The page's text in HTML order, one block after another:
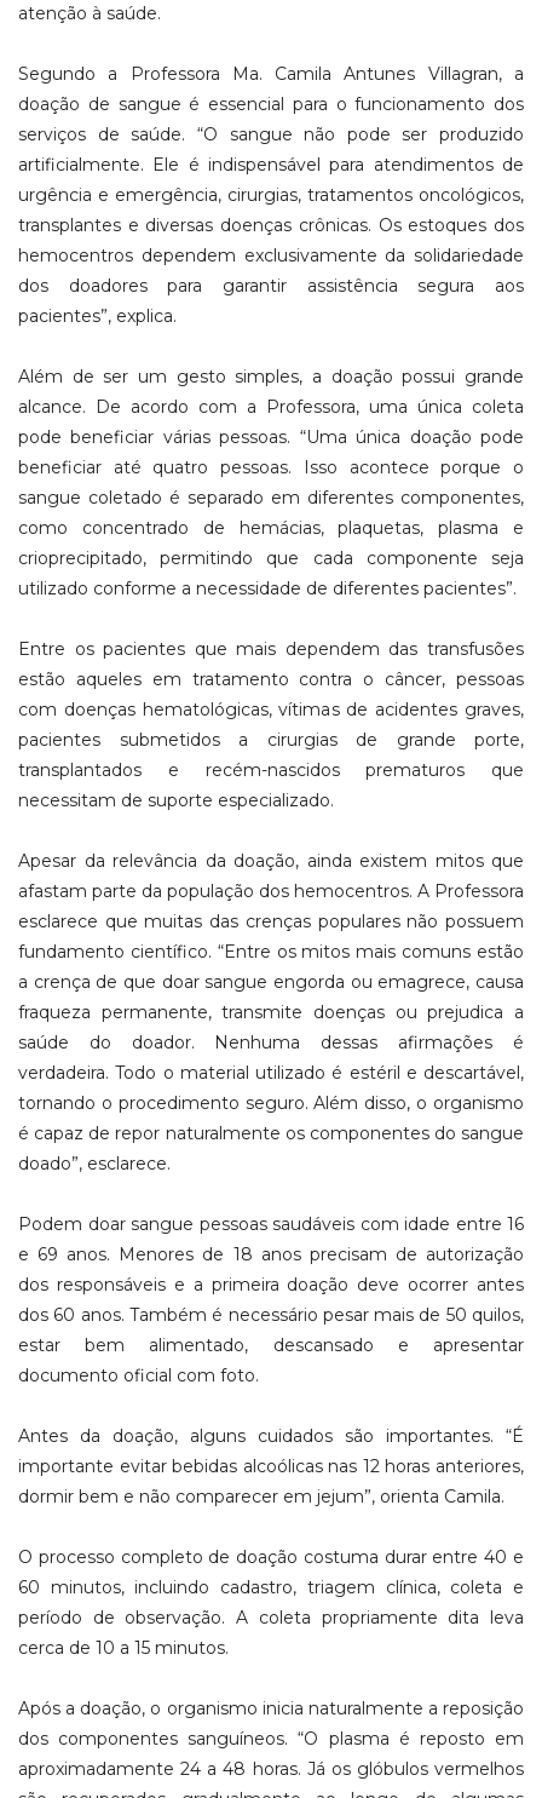
atenção à saúde.
Segundo a Professora Ma. Camila Antunes Villagran, a
doação de sangue é essencial para o funcionamento dos
serviços de saúde. “O sangue não pode ser produzido
artificialmente. Ele é indispensável para atendimentos de
urgência e emergência, cirurgias, tratamentos oncológicos,
transplantes e diversas doenças crônicas. Os estoques dos
hemocentros dependem exclusivamente da solidariedade
dos doadores para garantir assistência segura aos
pacientes”, explica.
Além de ser um gesto simples, a doação possui grande
alcance. De acordo com a Professora, uma única coleta
pode beneficiar várias pessoas. “Uma única doação pode
beneficiar até quatro pessoas. Isso acontece porque o
sangue coletado é separado em diferentes componentes,
como concentrado de hemácias, plaquetas, plasma e
crioprecipitado, permitindo que cada componente seja
utilizado conforme a necessidade de diferentes pacientes”.
Entre os pacientes que mais dependem das transfusões
estão aqueles em tratamento contra o câncer, pessoas
com doenças hematológicas, vítimas de acidentes graves,
pacientes submetidos a cirurgias de grande porte,
transplantados e recém-nascidos prematuros que
necessitam de suporte especializado.
Apesar da relevância da doação, ainda existem mitos que
afastam parte da população dos hemocentros. A Professora
esclarece que muitas das crenças populares não possuem
fundamento científico. “Entre os mitos mais comuns estão
a crença de que doar sangue engorda ou emagrece, causa
fraqueza permanente, transmite doenças ou prejudica a
saúde do doador. Nenhuma dessas afirmações é
verdadeira. Todo o material utilizado é estéril e descartável,
tornando o procedimento seguro. Além disso, o organismo
é capaz de repor naturalmente os componentes do sangue
doado”, esclarece.
Podem doar sangue pessoas saudáveis com idade entre 16
e 69 anos. Menores de 18 anos precisam de autorização
dos responsáveis e a primeira doação deve ocorrer antes
dos 60 anos. Também é necessário pesar mais de 50 quilos,
estar bem alimentado, descansado e apresentar
documento oficial com foto.
Antes da doação, alguns cuidados são importantes. “É
importante evitar bebidas alcoólicas nas 12 horas anteriores,
dormir bem e não comparecer em jejum”, orienta Camila.
O processo completo de doação costuma durar entre 40 e
60 minutos, incluindo cadastro, triagem clínica, coleta e
período de observação. A coleta propriamente dita leva
cerca de 10 a 15 minutos.
Após a doação, o organismo inicia naturalmente a reposição
dos componentes sanguíneos. “O plasma é reposto em
aproximadamente 24 a 48 horas. Já os glóbulos vermelhos